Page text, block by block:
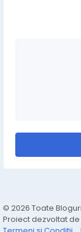
© 2026 Toate
Proiect dezvoltat de